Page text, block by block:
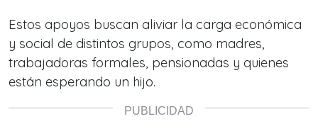
Estos apoyos buscan aliviar la carga económica
y social de distintos grupos, como madres,
trabajadoras formales, pensionadas y quienes
están esperando un hijo.